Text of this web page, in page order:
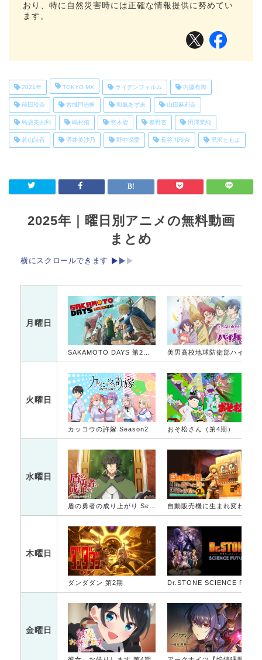
おり、特に自然災害時には正確な情報提供に努めてい
ます。
2021年 TOKYO MX ライデンフィルム 内藤有海
前田玲奈 古城門志帆 和氣あず未 山田麻莉奈
島袋美由利 嶋村侑 悠木碧 春野杏 田澤茉純
若山詩音 酒井美沙乃 野中深愛 長谷川玲奈 黒沢ともよ
2025年｜曜日別アニメの無料動画
まとめ
横にスクロールできます
月曜日
SAKAMOTO DAYS 第2クール
火曜日
カッコウの許嫁 Season2 おそ松さん（第4期）
水曜日
盾の勇者の成り上がり Season 4
木曜日
ダンダダン 第2期
金曜日